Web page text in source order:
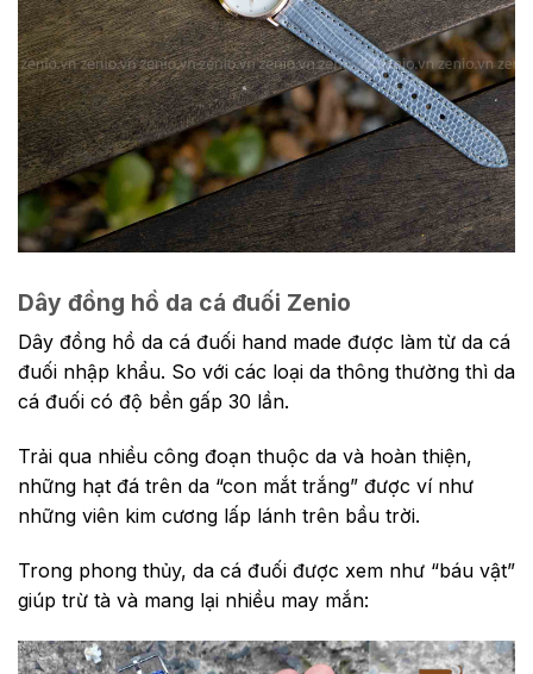
Dây đồng hồ da cá đuối Zenio
Dây đồng hồ da cá đuối hand made được làm từ da cá
đuối nhập khẩu. So với các loại da thông thường thì da
cá đuối có độ bền gấp 30 lần.
Trải qua nhiều công đoạn thuộc da và hoàn thiện,
những hạt đá trên da “con mắt trắng” được ví như
những viên kim cương lấp lánh trên bầu trời.
Trong phong thủy, da cá đuối được xem như “báu vật”
giúp trừ tà và mang lại nhiều may mắn: